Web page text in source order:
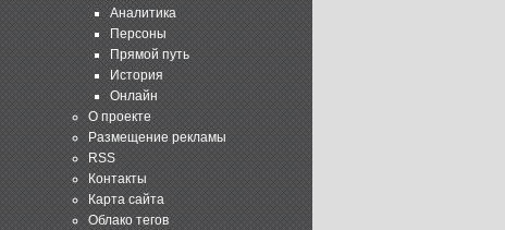
Аналитика
Персоны
Прямой путь
История
Онлайн
О проекте
Размещение рекламы
RSS
Контакты
Карта сайта
Облако тегов